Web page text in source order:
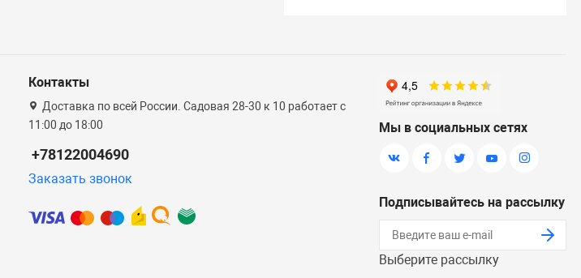
Контакты
Доставка по всей России. Садовая 28-30 к 10 работает с
11:00 до 18:00
+78122004690
Заказать звонок
Мы в социальных сетях
Подписывайтесь на рассылку
Выберите рассылку